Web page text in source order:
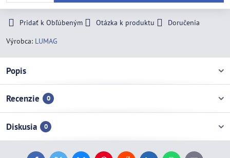
Pridať k Obľúbeným Otázka k produktu
Doručenia
Výrobca: LUMAG
Popis
Recenzie 0
Diskusia 0